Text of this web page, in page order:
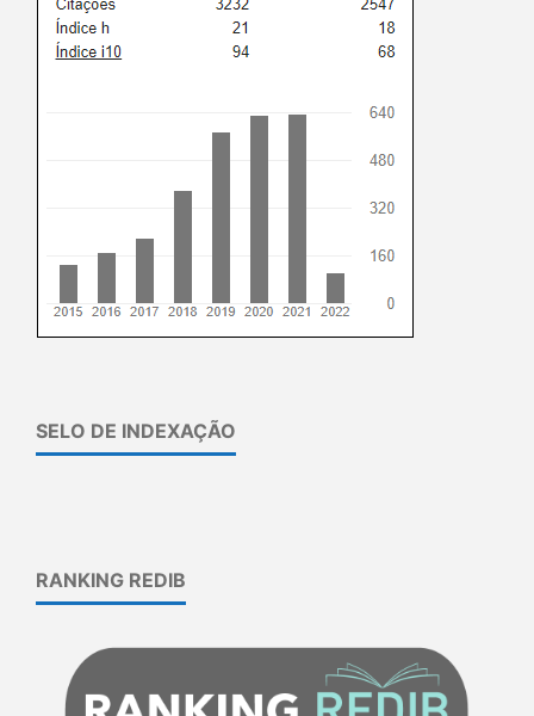
SELO DE INDEXAÇÃO
RANKING REDIB